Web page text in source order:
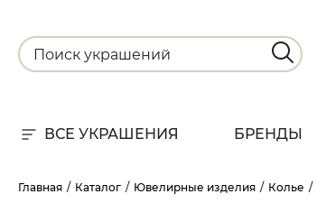
ВСЕ УКРАШЕНИЯ БРЕНДЫ
Главная Каталог Ювелирные изделия Колье